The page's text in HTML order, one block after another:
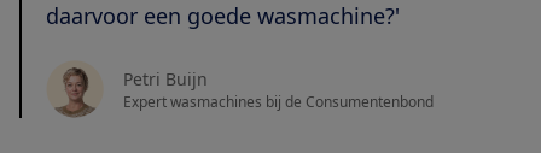
daarvoor een goede wasmachine?'
Petri Buijn
Expert wasmachines bij de Consumentenbond